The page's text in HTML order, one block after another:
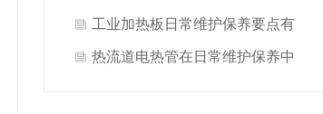
关键是什么吗？
工业加热板日常维护保养要点有
哪些方面？
热流道电热管在日常维护保养中